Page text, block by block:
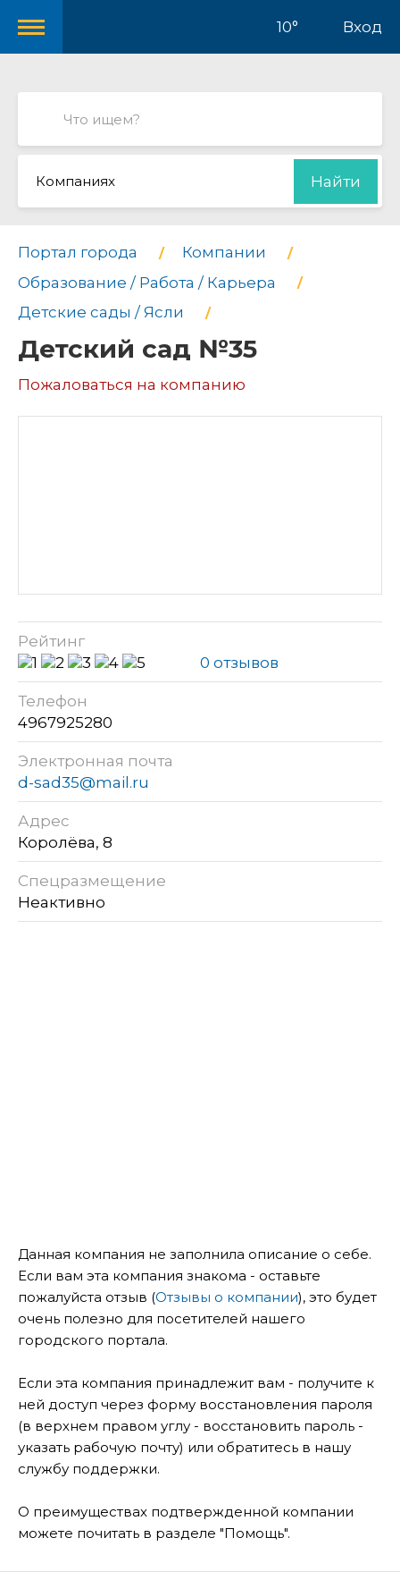
10° Вход
Компаниях Найти
Портал города
Компании
Образование / Работа / Карьера
Детские сады / Ясли
Детский сад №35
Пожаловаться на компанию
Рейтинг
0 отзывов
Телефон
4967925280
Электронная почта
d-sad35@mail.ru
Адрес
Королёва, 8
Спецразмещение
Неактивно
Данная компания не заполнила описание о себе.
Если вам эта компания знакома - оставьте
пожалуйста отзыв (Отзывы о компании), это будет
очень полезно для посетителей нашего
городского портала.
Если эта компания принадлежит вам - получите к
ней доступ через форму восстановления пароля
(в верхнем правом углу - восстановить пароль -
указать рабочую почту) или обратитесь в нашу
службу поддержки.
О преимуществах подтвержденной компании
можете почитать в разделе "Помощь".